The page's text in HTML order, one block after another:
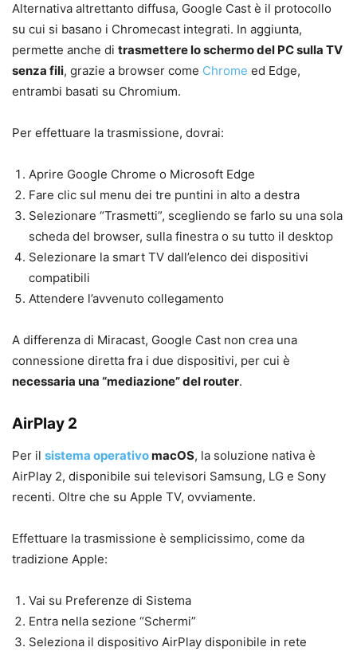
Alternativa altrettanto diffusa, Google Cast è il protocollo
su cui si basano i Chromecast integrati. In aggiunta,
permette anche di trasmettere lo schermo del PC sulla TV
senza fili, grazie a browser come Chrome ed Edge,
entrambi basati su Chromium.
Per effettuare la trasmissione, dovrai:
Aprire Google Chrome o Microsoft Edge
Fare clic sul menu dei tre puntini in alto a destra
Selezionare “Trasmetti”, scegliendo se farlo su una sola
scheda del browser, sulla finestra o su tutto il desktop
Selezionare la smart TV dall’elenco dei dispositivi
compatibili
Attendere l’avvenuto collegamento
A differenza di Miracast, Google Cast non crea una
connessione diretta fra i due dispositivi, per cui è
necessaria una “mediazione” del router.
AirPlay 2
Per il sistema operativomacOS, la soluzione nativa è
AirPlay 2, disponibile sui televisori Samsung, LG e Sony
recenti. Oltre che su Apple TV, ovviamente.
Effettuare la trasmissione è semplicissimo, come da
tradizione Apple:
Vai su Preferenze di Sistema
Entra nella sezione “Schermi”
Seleziona il dispositivo AirPlay disponibile in rete